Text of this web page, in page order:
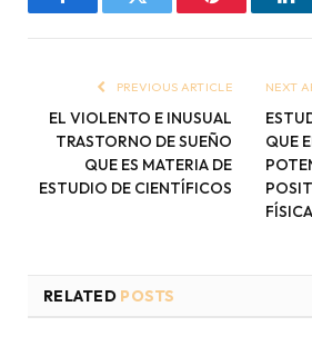
FacebookTwitter Pinterest
PREVIOUS ARTICLE
EL VIOLENTO E INUSUAL
TRASTORNO DE SUEÑO
QUE ES MATERIA DE
ESTUDIO DE CIENTÍFICOS
NEXT
QUE
RELATED POSTS